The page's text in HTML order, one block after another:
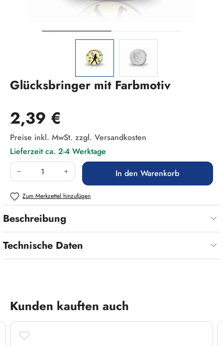
Glücksbringer mit Farbmotiv
Regulärer Preis:
2,39 €
Preise inkl. MwSt. zzgl. Versandkosten
Lieferzeit ca. 2-4 Werktage
Produkt Anzahl: Gib den gewünschten Wert
In den Warenkorb
Zum Merkzettel hinzufügen
Beschreibung
Technische Daten
Produktgalerie überspringen
Kunden kauften auch